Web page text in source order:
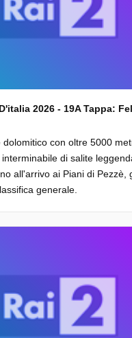
con oltre 5000
di salite
all'arrivo ai Piani di Pezzè,
generale.